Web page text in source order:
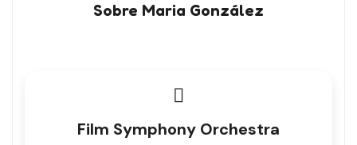
Sobre Maria González
Film Symphony Orchestra